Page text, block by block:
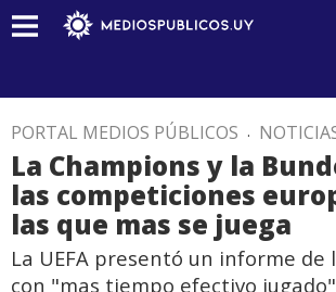
PORTAL MEDIOS PÚBLICOS .
La Champions y la
las competiciones
las que mas se juega
La UEFA presentó un informe de
con "mas tiempo efectivo